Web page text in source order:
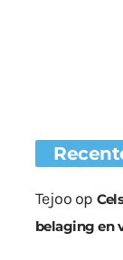
Tejoo op
belaging en